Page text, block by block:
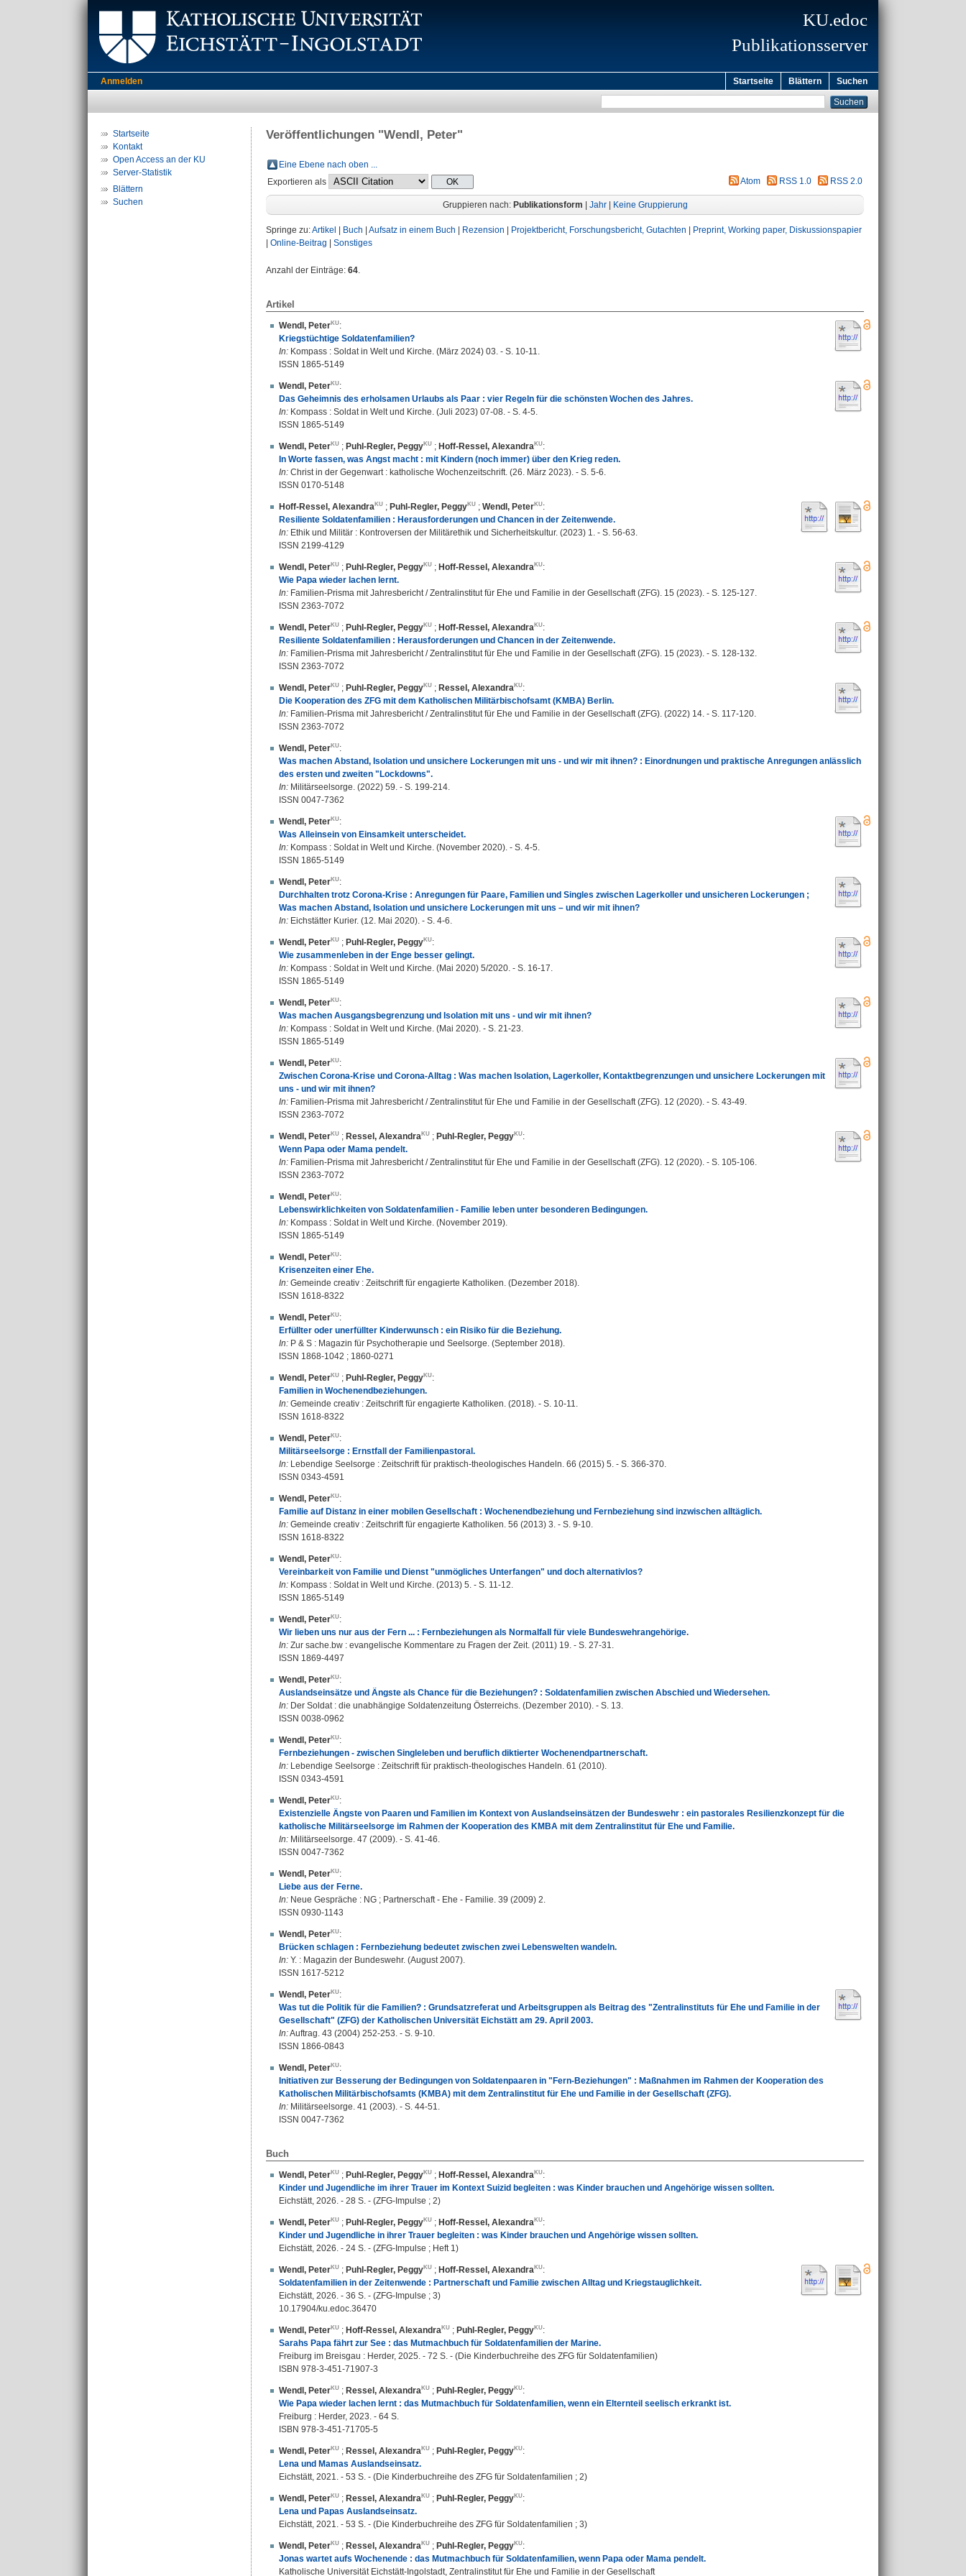
KU.edoc
Publikationsserver
Anmelden Startseite Blättern Suchen
Startseite
Kontakt
Open Access an der KU
Server-Statistik
Blättern
Suchen
Veröffentlichungen "Wendl, Peter"
Eine Ebene nach oben ...
Exportieren als
Atom RSS 1.0 RSS 2.0
Gruppieren nach: Publikationsform Jahr| Keine Gruppierung
Springe zu:Artikel Buch Aufsatz in einem Buch Rezension Projektbericht, Forschungsbericht, Gutachten
Preprint, Working paper, Diskussionspapier
Online-Beitrag Sonstiges
Anzahl der Einträge: 64.
Artikel
Wendl, Peter
:
Kriegstüchtige Soldatenfamilien?
In: Kompass : Soldat in Welt und Kirche. (März 2024) 03. - S. 10-11.
ISSN 1865-5149
Wendl, Peter
:
Das Geheimnis des erholsamen Urlaubs als Paar : vier Regeln für die schönsten Wochen des Jahres.
In: Kompass : Soldat in Welt und Kirche. (Juli 2023) 07-08. - S. 4-5.
ISSN 1865-5149
Wendl, Peter ; Puhl-Regler, Peggy ; Hoff-Ressel, Alexandra
:
In Worte fassen, was Angst macht : mit Kindern (noch immer) über den Krieg reden.
In: Christ in der Gegenwart : katholische Wochenzeitschrift. (26. März 2023). - S. 5-6.
ISSN 0170-5148
Hoff-Ressel, Alexandra ; Puhl-Regler, Peggy ; Wendl, Peter
:
Resiliente Soldatenfamilien : Herausforderungen und Chancen in der Zeitenwende.
In: Ethik und Militär : Kontroversen der Militärethik und Sicherheitskultur. (2023) 1. - S. 56-63.
ISSN 2199-4129
Wendl, Peter ; Puhl-Regler, Peggy ; Hoff-Ressel, Alexandra
:
Wie Papa wieder lachen lernt.
In: Familien-Prisma mit Jahresbericht / Zentralinstitut für Ehe und Familie in der Gesellschaft (ZFG). 15 (2023). - S. 125-127.
ISSN 2363-7072
Wendl, Peter ; Puhl-Regler, Peggy ; Hoff-Ressel, Alexandra
:
Resiliente Soldatenfamilien : Herausforderungen und Chancen in der Zeitenwende.
In: Familien-Prisma mit Jahresbericht / Zentralinstitut für Ehe und Familie in der Gesellschaft (ZFG). 15 (2023). - S. 128-132.
ISSN 2363-7072
Wendl, Peter ; Puhl-Regler, Peggy ; Ressel, Alexandra
:
Die Kooperation des ZFG mit dem Katholischen Militärbischofsamt (KMBA) Berlin.
In: Familien-Prisma mit Jahresbericht / Zentralinstitut für Ehe und Familie in der Gesellschaft (ZFG). (2022) 14. - S. 117-120.
ISSN 2363-7072
Wendl, Peter
:
Was machen Abstand, Isolation und unsichere Lockerungen mit uns - und wir mit ihnen? : Einordnungen und praktische Anregungen anlässlich
des ersten und zweiten "Lockdowns".
In: Militärseelsorge. (2022) 59. - S. 199-214.
ISSN 0047-7362
Wendl, Peter
:
Was Alleinsein von Einsamkeit unterscheidet.
In: Kompass : Soldat in Welt und Kirche. (November 2020). - S. 4-5.
ISSN 1865-5149
Wendl, Peter
:
Durchhalten trotz Corona-Krise : Anregungen für Paare, Familien und Singles zwischen Lagerkoller und unsicheren Lockerungen ;
Was machen Abstand, Isolation und unsichere Lockerungen mit uns – und wir mit ihnen?
In: Eichstätter Kurier. (12. Mai 2020). - S. 4-6.
Wendl, Peter ; Puhl-Regler, Peggy
:
Wie zusammenleben in der Enge besser gelingt.
In: Kompass : Soldat in Welt und Kirche. (Mai 2020) 5/2020. - S. 16-17.
ISSN 1865-5149
Wendl, Peter
:
Was machen Ausgangsbegrenzung und Isolation mit uns - und wir mit ihnen?
In: Kompass : Soldat in Welt und Kirche. (Mai 2020). - S. 21-23.
ISSN 1865-5149
Wendl, Peter
:
Zwischen Corona-Krise und Corona-Alltag : Was machen Isolation, Lagerkoller, Kontaktbegrenzungen und unsichere Lockerungen mit
uns - und wir mit ihnen?
In: Familien-Prisma mit Jahresbericht / Zentralinstitut für Ehe und Familie in der Gesellschaft (ZFG). 12 (2020). - S. 43-49.
ISSN 2363-7072
Wendl, Peter ; Ressel, Alexandra ; Puhl-Regler, Peggy
:
Wenn Papa oder Mama pendelt.
In: Familien-Prisma mit Jahresbericht / Zentralinstitut für Ehe und Familie in der Gesellschaft (ZFG). 12 (2020). - S. 105-106.
ISSN 2363-7072
Wendl, Peter
:
Lebenswirklichkeiten von Soldatenfamilien - Familie leben unter besonderen Bedingungen.
In: Kompass : Soldat in Welt und Kirche. (November 2019).
ISSN 1865-5149
Wendl, Peter
:
Krisenzeiten einer Ehe.
In: Gemeinde creativ : Zeitschrift für engagierte Katholiken. (Dezember 2018).
ISSN 1618-8322
Wendl, Peter
:
Erfüllter oder unerfüllter Kinderwunsch : ein Risiko für die Beziehung.
In: P & S : Magazin für Psychotherapie und Seelsorge. (September 2018).
ISSN 1868-1042 ; 1860-0271
Wendl, Peter ; Puhl-Regler, Peggy
:
Familien in Wochenendbeziehungen.
In: Gemeinde creativ : Zeitschrift für engagierte Katholiken. (2018). - S. 10-11.
ISSN 1618-8322
Wendl, Peter
:
Militärseelsorge : Ernstfall der Familienpastoral.
In: Lebendige Seelsorge : Zeitschrift für praktisch-theologisches Handeln. 66 (2015) 5. - S. 366-370.
ISSN 0343-4591
Wendl, Peter
:
Familie auf Distanz in einer mobilen Gesellschaft : Wochenendbeziehung und Fernbeziehung sind inzwischen alltäglich.
In: Gemeinde creativ : Zeitschrift für engagierte Katholiken. 56 (2013) 3. - S. 9-10.
ISSN 1618-8322
Wendl, Peter
:
Vereinbarkeit von Familie und Dienst "unmögliches Unterfangen" und doch alternativlos?
In: Kompass : Soldat in Welt und Kirche. (2013) 5. - S. 11-12.
ISSN 1865-5149
Wendl, Peter
:
Wir lieben uns nur aus der Fern ... : Fernbeziehungen als Normalfall für viele Bundeswehrangehörige.
In: Zur sache.bw : evangelische Kommentare zu Fragen der Zeit. (2011) 19. - S. 27-31.
ISSN 1869-4497
Wendl, Peter
:
Auslandseinsätze und Ängste als Chance für die Beziehungen? : Soldatenfamilien zwischen Abschied und Wiedersehen.
In: Der Soldat : die unabhängige Soldatenzeitung Österreichs. (Dezember 2010). - S. 13.
ISSN 0038-0962
Wendl, Peter
:
Fernbeziehungen - zwischen Singleleben und beruflich diktierter Wochenendpartnerschaft.
In: Lebendige Seelsorge : Zeitschrift für praktisch-theologisches Handeln. 61 (2010).
ISSN 0343-4591
Wendl, Peter
:
Existenzielle Ängste von Paaren und Familien im Kontext von Auslandseinsätzen der Bundeswehr : ein pastorales Resilienzkonzept für die
katholische Militärseelsorge im Rahmen der Kooperation des KMBA mit dem Zentralinstitut für Ehe und Familie.
In: Militärseelsorge. 47 (2009). - S. 41-46.
ISSN 0047-7362
Wendl, Peter
:
Liebe aus der Ferne.
In: Neue Gespräche : NG ; Partnerschaft - Ehe - Familie. 39 (2009) 2.
ISSN 0930-1143
Wendl, Peter
:
Brücken schlagen : Fernbeziehung bedeutet zwischen zwei Lebenswelten wandeln.
In: Y. : Magazin der Bundeswehr. (August 2007).
ISSN 1617-5212
Wendl, Peter
:
Was tut die Politik für die Familien? : Grundsatzreferat und Arbeitsgruppen als Beitrag des "Zentralinstituts für Ehe und Familie in der
Gesellschaft" (ZFG) der Katholischen Universität Eichstätt am 29. April 2003.
In:Auftrag. 43 (2004) 252-253. - S. 9-10.
ISSN 1866-0843
Wendl, Peter
:
Initiativen zur Besserung der Bedingungen von Soldatenpaaren in "Fern-Beziehungen" : Maßnahmen im Rahmen der Kooperation des
Katholischen Militärbischofsamts (KMBA) mit dem Zentralinstitut für Ehe und Familie in der Gesellschaft (ZFG).
In: Militärseelsorge. 41 (2003). - S. 44-51.
ISSN 0047-7362
Buch
Wendl, Peter ; Puhl-Regler, Peggy ; Hoff-Ressel, Alexandra
:
Kinder und Jugendliche im ihrer Trauer im Kontext Suizid begleiten : was Kinder brauchen und Angehörige wissen sollten.
Eichstätt, 2026. - 28 S. - (ZFG-Impulse ; 2)
Wendl, Peter ; Puhl-Regler, Peggy ; Hoff-Ressel, Alexandra
:
Kinder und Jugendliche in ihrer Trauer begleiten : was Kinder brauchen und Angehörige wissen sollten.
Eichstätt, 2026. - 24 S. - (ZFG-Impulse ; Heft 1)
Wendl, Peter ; Puhl-Regler, Peggy ; Hoff-Ressel, Alexandra
:
Soldatenfamilien in der Zeitenwende : Partnerschaft und Familie zwischen Alltag und Kriegstauglichkeit.
Eichstätt, 2026. - 36 S. - (ZFG-Impulse ; 3)
10.17904/ku.edoc.36470
Wendl, Peter ; Hoff-Ressel, Alexandra ; Puhl-Regler, Peggy
:
Sarahs Papa fährt zur See : das Mutmachbuch für Soldatenfamilien der Marine.
Freiburg im Breisgau : Herder, 2025. - 72 S. - (Die Kinderbuchreihe des ZFG für Soldatenfamilien)
ISBN 978-3-451-71907-3
Wendl, Peter ; Ressel, Alexandra ; Puhl-Regler, Peggy
:
Wie Papa wieder lachen lernt : das Mutmachbuch für Soldatenfamilien, wenn ein Elternteil seelisch erkrankt ist.
Freiburg : Herder, 2023. - 64 S.
ISBN 978-3-451-71705-5
Wendl, Peter ; Ressel, Alexandra ; Puhl-Regler, Peggy
:
Lena und Mamas Auslandseinsatz.
Eichstätt, 2021. - 53 S. - (Die Kinderbuchreihe des ZFG für Soldatenfamilien ; 2)
Wendl, Peter ; Ressel, Alexandra ; Puhl-Regler, Peggy
:
Lena und Papas Auslandseinsatz.
Eichstätt, 2021. - 53 S. - (Die Kinderbuchreihe des ZFG für Soldatenfamilien ; 3)
Wendl, Peter ; Ressel, Alexandra ; Puhl-Regler, Peggy
:
Jonas wartet aufs Wochenende : das Mutmachbuch für Soldatenfamilien, wenn Papa oder Mama pendelt.
Katholische Universität Eichstätt-Ingolstadt, Zentralinstitut für Ehe und Familie in der Gesellschaft